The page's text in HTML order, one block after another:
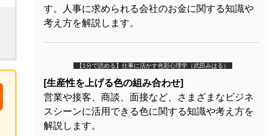
す。人事に求められる会社のお金に関する知識や
考え方を解説します。
【1分で読める】仕事に活かす色彩心理学（武田みはる）
[生産性を上げる色の組み合わせ]
営業や接客、商談、面接など、さまざまなビジネ
スシーンに活用できる色に関する知識や考え方を
解説します。